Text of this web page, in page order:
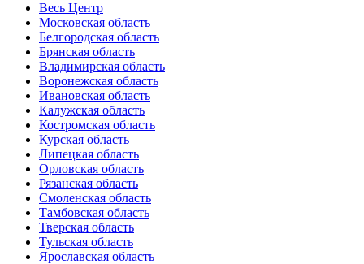
Весь Центр
Московская область
Белгородская область
Брянская область
Владимирская область
Воронежская область
Ивановская область
Калужская область
Костромская область
Курская область
Липецкая область
Орловская область
Рязанская область
Смоленская область
Тамбовская область
Тверская область
Тульская область
Ярославская область